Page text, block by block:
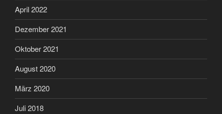
April 2022
Dezember 2021
Oktober 2021
August 2020
März 2020
Juli 2018